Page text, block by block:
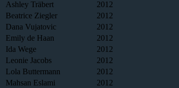
Ashley Träbert
2012
Beatrice Ziegler
2012
Dana Vujatovic
2012
Emily de Haan
2012
Ida Wege
2012
Leonie Jacobs
2012
Lola Buttermann
2012
Mahsan Eslami
2012